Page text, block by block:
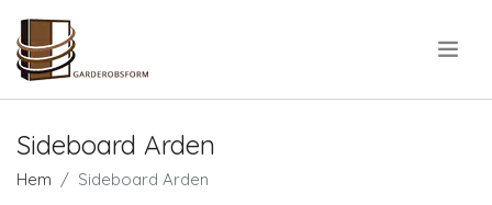
Sideboard Arden
Hem Sideboard Arden